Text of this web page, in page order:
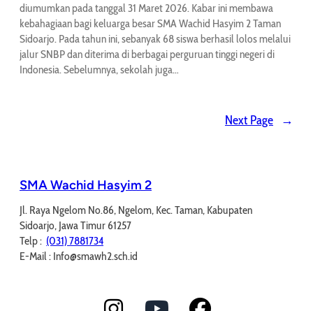
diumumkan pada tanggal 31 Maret 2026. Kabar ini membawa
kebahagiaan bagi keluarga besar SMA Wachid Hasyim 2 Taman
Sidoarjo. Pada tahun ini, sebanyak 68 siswa berhasil lolos melalui
jalur SNBP dan diterima di berbagai perguruan tinggi negeri di
Indonesia. Sebelumnya, sekolah juga…
Next Page →
SMA Wachid Hasyim 2
Jl. Raya Ngelom No.86, Ngelom, Kec. Taman, Kabupaten
Sidoarjo, Jawa Timur 61257
Telp : (031) 7881734
E-Mail : Info@smawh2.sch.id